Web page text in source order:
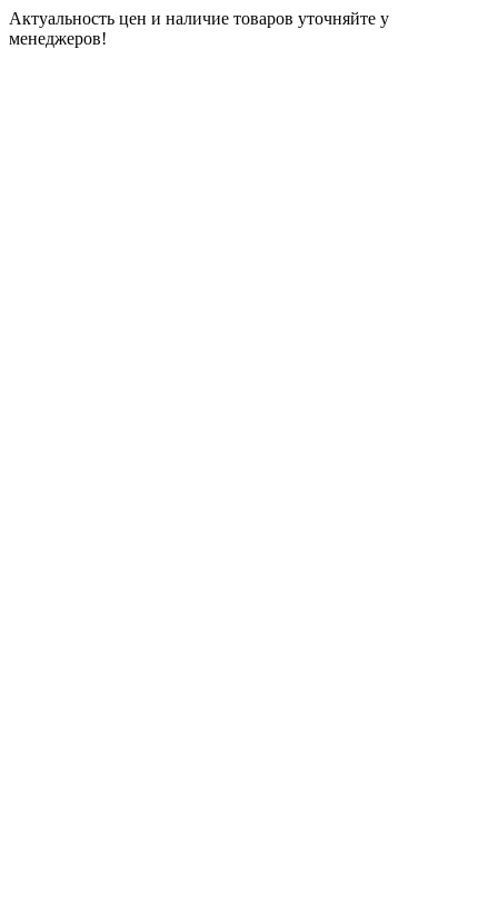
Актуальность цен и наличие товаров уточняйте у
менеджеров!